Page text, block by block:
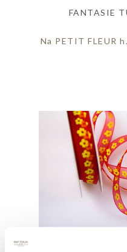
FANTASIE
Na PETIT FLEUR